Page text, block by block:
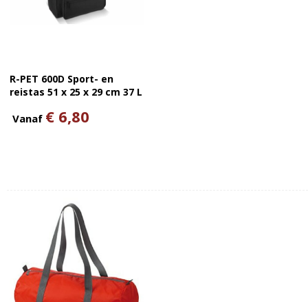
R-PET 600D Sport- en
reistas 51 x 25 x 29 cm 37 L
Vanaf € 6,80